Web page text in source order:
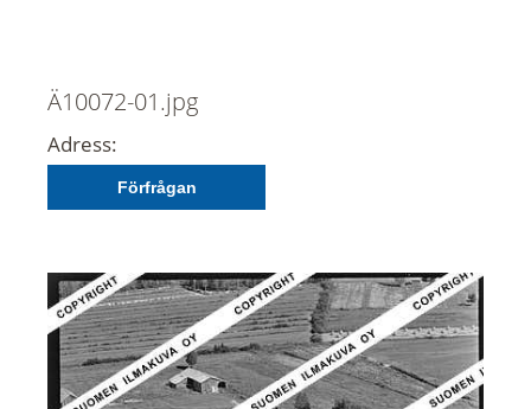
Ä10072-01.jpg
Adress:
Förfrågan